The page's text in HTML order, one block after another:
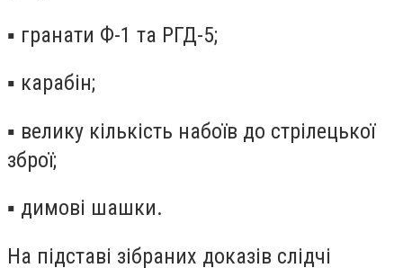
▪️ гранати Ф-1 та РГД-5;
▪️ карабін;
▪️ велику кількість набоїв до стрілецької
зброї;
▪️ димові шашки.
На підставі зібраних доказів слідчі